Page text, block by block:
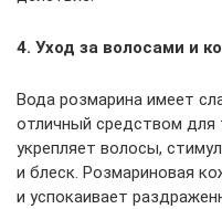
4. Уход за волосами и
Вода розмарина имеет
отличный средством для
укрепляет волосы,
и блеск. Розмариновая
и успокаивает